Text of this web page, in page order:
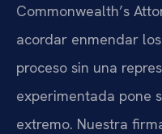
Commonwealth’s
acordar enmendar
proceso sin una
experimentada pone
extremo. Nuestra